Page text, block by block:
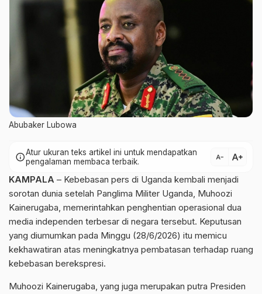
Abubaker Lubowa
infoAtur ukuran teks artikel ini untuk mendapatkan
pengalaman membaca terbaik.
text_decrease text_increase
KAMPALA – Kebebasan pers di Uganda kembali menjadi
sorotan dunia setelah Panglima Militer Uganda, Muhoozi
Kainerugaba, memerintahkan penghentian operasional dua
media independen terbesar di negara tersebut. Keputusan
yang diumumkan pada Minggu (28/6/2026) itu memicu
kekhawatiran atas meningkatnya pembatasan terhadap ruang
kebebasan berekspresi.
Muhoozi Kainerugaba, yang juga merupakan putra Presiden